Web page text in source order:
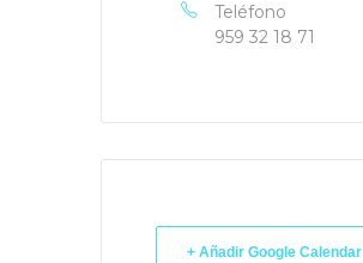
Teléfono
959 32 18 71
+ Añadir Google Calendar